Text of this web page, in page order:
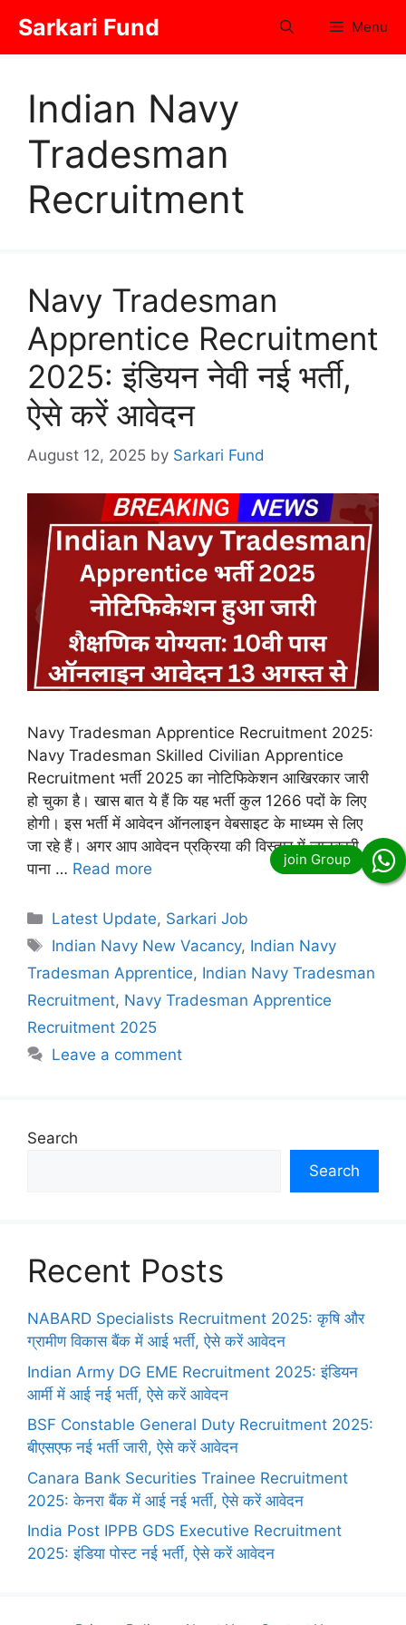
content
Sarkari Fund Menu
Indian Navy
Tradesman
Recruitment
Navy Tradesman
Apprentice Recruitment
2025: इंडियन नेवी नई भर्ती,
ऐसे करें आवेदन
August 12, 2025 by Sarkari Fund
Navy Tradesman Apprentice Recruitment 2025:
Navy Tradesman Skilled Civilian Apprentice
Recruitment भर्ती 2025 का नोटिफिकेशन आखिरकार जारी
हो चुका है। खास बात ये हैं कि यह भर्ती कुल 1266 पदों के लिए
होगी। इस भर्ती में आवेदन ऑनलाइन वेबसाइट के माध्यम से लिए
जा रहे हैं। अगर आप आवेदन प्रक्रिया की विस्तार में जानकारी
पाना … Read more
Categories
Latest Update, Sarkari Job
Tags
Indian Navy New Vacancy, Indian Navy
Tradesman Apprentice, Indian Navy Tradesman
Recruitment, Navy Tradesman Apprentice
Recruitment 2025
Leave a comment
Search
Search
Recent Posts
NABARD Specialists Recruitment 2025: कृषि और
ग्रामीण विकास बैंक में आई भर्ती, ऐसे करें आवेदन
Indian Army DG EME Recruitment 2025: इंडियन
आर्मी में आई नई भर्ती, ऐसे करें आवेदन
BSF Constable General Duty Recruitment 2025:
बीएसएफ नई भर्ती जारी, ऐसे करें आवेदन
Canara Bank Securities Trainee Recruitment
2025: केनरा बैंक में आई नई भर्ती, ऐसे करें आवेदन
India Post IPPB GDS Executive Recruitment
2025: इंडिया पोस्ट नई भर्ती, ऐसे करें आवेदन